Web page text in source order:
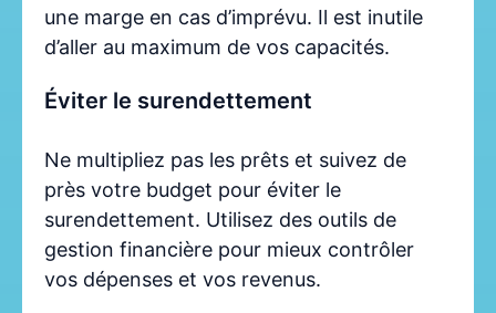
une marge en cas d’imprévu. Il est inutile
d’aller au maximum de vos capacités.
Éviter le surendettement
Ne multipliez pas les prêts et suivez de
près votre budget pour éviter le
surendettement. Utilisez des outils de
gestion financière pour mieux contrôler
vos dépenses et vos revenus.